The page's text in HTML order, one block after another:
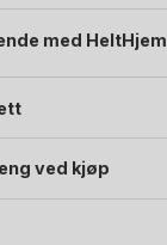
med HeltHjem
ved kjøp